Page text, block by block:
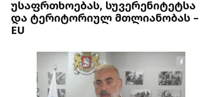
უსაფრთხოებას, სუვერენიტეტსა
და ტერიტორიულ მთლიანობას –
EU